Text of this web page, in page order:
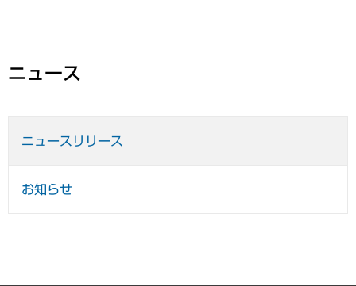
ニュース
ニュースリリース
お知らせ